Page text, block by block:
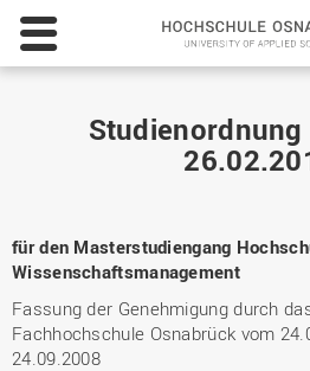
für den Masterstudiengang
Wissenschaftsmanagement
Fassung der Genehmigung durch
Fachhochschule Osnabrück vom
24.09.2008